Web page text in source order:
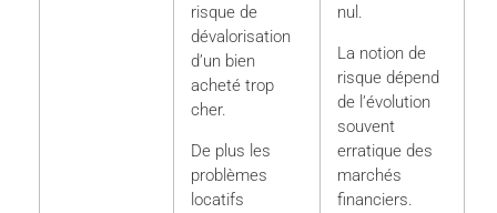
risque de
dévalorisation
d’un bien
acheté trop
cher.
De plus les
problèmes
locatifs
nul.
La notion de
risque dépend
de l’évolution
souvent
erratique des
marchés
financiers.